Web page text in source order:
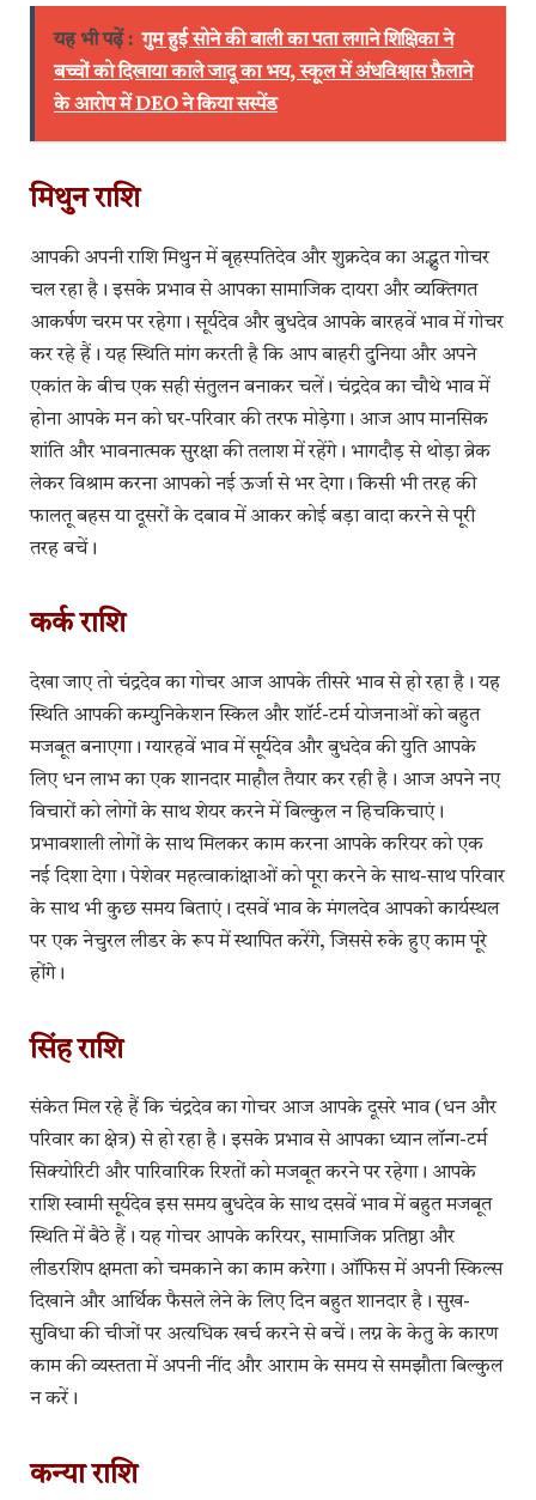
यह भी पढ़ें : गुम हुई सोने की बाली का पता लगाने शिक्षिका ने
बच्चों को दिखाया काले जादू का भय, स्कूल में अंधविश्वास फ़ैलाने
के आरोप में DEO ने किया सस्पेंड
मिथुन राशि
आपकी अपनी राशि मिथुन में बृहस्पतिदेव और शुक्रदेव का अद्भुत गोचर
चल रहा है। इसके प्रभाव से आपका सामाजिक दायरा और व्यक्तिगत
आकर्षण चरम पर रहेगा। सूर्यदेव और बुधदेव आपके बारहवें भाव में गोचर
कर रहे हैं। यह स्थिति मांग करती है कि आप बाहरी दुनिया और अपने
एकांत के बीच एक सही संतुलन बनाकर चलें। चंद्रदेव का चौथे भाव में
होना आपके मन को घर-परिवार की तरफ मोड़ेगा। आज आप मानसिक
शांति और भावनात्मक सुरक्षा की तलाश में रहेंगे। भागदौड़ से थोड़ा ब्रेक
लेकर विश्राम करना आपको नई ऊर्जा से भर देगा। किसी भी तरह की
फालतू बहस या दूसरों के दबाव में आकर कोई बड़ा वादा करने से पूरी
तरह बचें।
कर्क राशि
देखा जाए तो चंद्रदेव का गोचर आज आपके तीसरे भाव से हो रहा है। यह
स्थिति आपकी कम्युनिकेशन स्किल और शॉर्ट-टर्म योजनाओं को बहुत
मजबूत बनाएगा। ग्यारहवें भाव में सूर्यदेव और बुधदेव की युति आपके
लिए धन लाभ का एक शानदार माहौल तैयार कर रही है। आज अपने नए
विचारों को लोगों के साथ शेयर करने में बिल्कुल न हिचकिचाएं।
प्रभावशाली लोगों के साथ मिलकर काम करना आपके करियर को एक
नई दिशा देगा। पेशेवर महत्वाकांक्षाओं को पूरा करने के साथ-साथ परिवार
के साथ भी कुछ समय बिताएं। दसवें भाव के मंगलदेव आपको कार्यस्थल
पर एक नेचुरल लीडर के रूप में स्थापित करेंगे, जिससे रुके हुए काम पूरे
होंगे।
सिंह राशि
संकेत मिल रहे हैं कि चंद्रदेव का गोचर आज आपके दूसरे भाव (धन और
परिवार का क्षेत्र) से हो रहा है। इसके प्रभाव से आपका ध्यान लॉन्ग-टर्म
सिक्योरिटी और पारिवारिक रिश्तों को मजबूत करने पर रहेगा। आपके
राशि स्वामी सूर्यदेव इस समय बुधदेव के साथ दसवें भाव में बहुत मजबूत
स्थिति में बैठे हैं। यह गोचर आपके करियर, सामाजिक प्रतिष्ठा और
लीडरशिप क्षमता को चमकाने का काम करेगा। ऑफिस में अपनी स्किल्स
दिखाने और आर्थिक फैसले लेने के लिए दिन बहुत शानदार है। सुख-
सुविधा की चीजों पर अत्यधिक खर्च करने से बचें। लग्न के केतु के कारण
काम की व्यस्तता में अपनी नींद और आराम के समय से समझौता बिल्कुल
न करें।
कन्या राशि